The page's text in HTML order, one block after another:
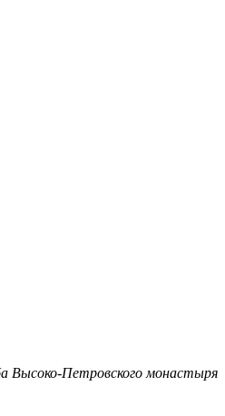
Высоко-Петровского монастыря